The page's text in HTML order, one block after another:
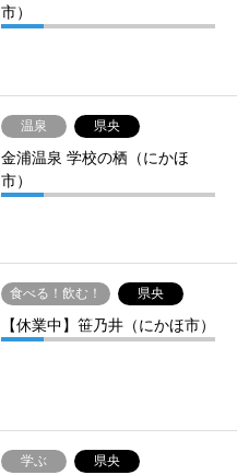
市）
温泉 県央
金浦温泉 学校の栖（にかほ
市）
食べる！飲む！ 県央
【休業中】笹乃井（にかほ市）
学ぶ 県央